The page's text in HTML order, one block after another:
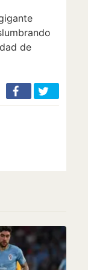
de